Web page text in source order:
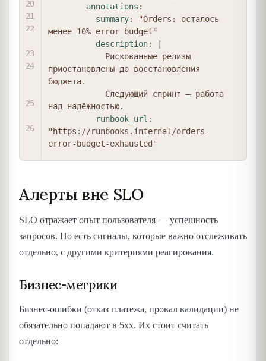
annotations :
summary:
"Orders: осталось
менее 10% error budget"
description:
приостановлены до восстановления
бюджета.
над надёжностью.
runbook_url :
"https://runbooks.internal/orders-
error-budget-exhausted"
Алерты вне SLO
SLO отражает опыт пользователя — успешность
запросов. Но есть сигналы, которые важно отслеживать
отдельно, с другими критериями реагирования.
Бизнес-метрики
Бизнес-ошибки (отказ платежа, провал валидации) не
обязательно попадают в 5xx. Их стоит считать
отдельно: